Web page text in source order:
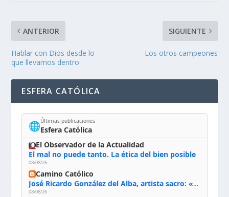
ANTERIOR
Hablar con Dios desde lo
que llevamos dentro
SIGUIENTE
Los otros campeones
ESFERA CATÓLICA
🌐Últimas publicaciones
Esfera Católica
El Observador de la Actualidad
El mal no puede tanto. La ética del bien posible
08/08/26
Camino Católico
José Ricardo González del Alba, artista sacro: «Yo oro, hablo con Dios, le pido al Espíritu Santo su inspiración y siempre pinto rezando el rosario para que sea Él quien actúe a través de mis manos»
08/08/26